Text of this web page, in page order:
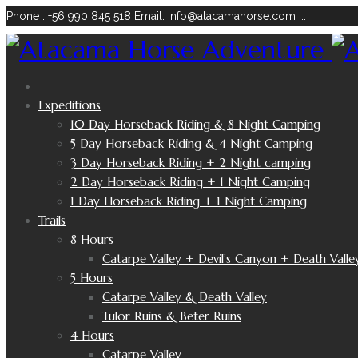
Phone : +56 990 845 518 Email: info@atacamahorse.com
Expeditions
10 Day Horseback Riding & 8 Night Camping
5 Day Horseback Riding & 4 Night Camping
3 Day Horseback Riding + 2 Night camping
2 Day Horseback Riding + 1 Night Camping
1 Day Horseback Riding + 1 Night Camping
Trails
8 Hours
Catarpe Valley + Devil’s Canyon + Death
5 Hours
Catarpe Valley & Death Valley
Tulor Ruins & Beter Ruins
4 Hours
Catarpe Valley